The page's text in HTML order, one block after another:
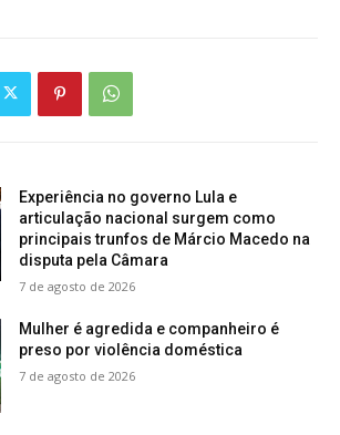
Experiência no governo Lula e
articulação nacional surgem como
principais trunfos de Márcio Macedo na
disputa pela Câmara
7 de agosto de 2026
Mulher é agredida e companheiro é
preso por violência doméstica
7 de agosto de 2026